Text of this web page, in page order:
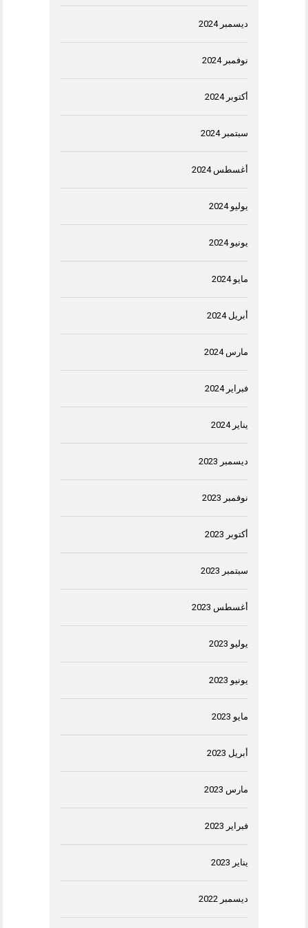
ديسمبر 2024
نوفمبر 2024
أكتوبر 2024
سبتمبر 2024
أغسطس 2024
يوليو 2024
يونيو 2024
مايو 2024
أبريل 2024
مارس 2024
فبراير 2024
يناير 2024
ديسمبر 2023
نوفمبر 2023
أكتوبر 2023
سبتمبر 2023
أغسطس 2023
يوليو 2023
يونيو 2023
مايو 2023
أبريل 2023
مارس 2023
فبراير 2023
يناير 2023
ديسمبر 2022